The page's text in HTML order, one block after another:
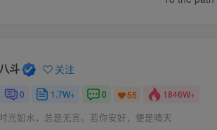
斗 关注
0 1.7W+ 0 55 1846W+
时光如水，总是无言。若你安好，便是晴天